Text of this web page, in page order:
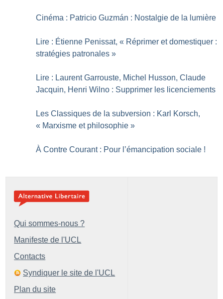
Cinéma : Patricio Guzmán : Nostalgie de la lumière
Lire : Étienne Penissat, « Réprimer et domestiquer :
stratégies patronales »
Lire : Laurent Garrouste, Michel Husson, Claude
Jacquin, Henri Wilno : Supprimer les licenciements
Les Classiques de la subversion : Karl Korsch,
« Marxisme et philosophie »
À Contre Courant : Pour l’émancipation sociale !
Qui sommes-nous ?
Manifeste de l'UCL
Contacts
Syndiquer le site de l'UCL
Plan du site